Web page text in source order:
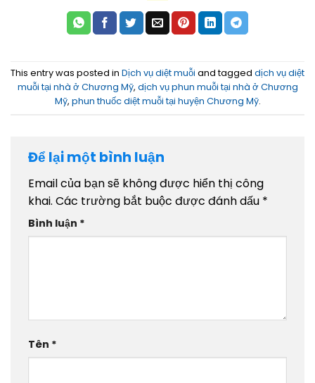
This entry was posted in Dịch vụ diệt muỗi and tagged dịch vụ diệt
muỗi tại nhà ở Chương Mỹ, dịch vụ phun muỗi tại nhà ở Chương
Mỹ, phun thuốc diệt muỗi tại huyện Chương Mỹ.
Để lại một bình luận
Email của bạn sẽ không được hiển thị công
khai. Các trường bắt buộc được đánh dấu *
Bình luận *
Tên *